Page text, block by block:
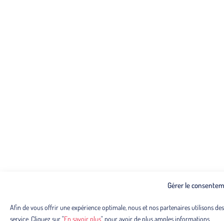
Gérer le
Afin de vous offrir une expérience optimale, nous et nos partenaires utilisons
service. Cliquez sur "En savoir plus" pour avoir de plus amples informations.